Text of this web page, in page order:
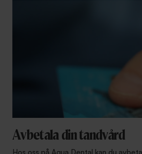
Avbetala din tandvård
Hos oss på Aqua Dental kan du